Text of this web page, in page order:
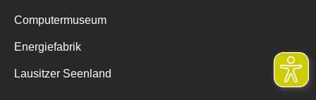
Computermuseum
Energiefabrik
Lausitzer Seenland